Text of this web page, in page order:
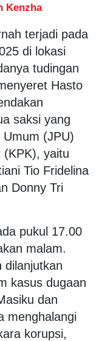
Kenzha
terjadi pada
di lokasi
tudingan
Hasto
saksi yang
(JPU)
(KPK), yaitu
Tio Fridelina
Donny Tri
pukul 17.00
malam.
dilanjutkan
kasus dugaan
dan
menghalangi
korupsi,